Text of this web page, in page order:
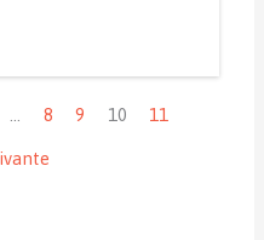
… 8 9 10 11